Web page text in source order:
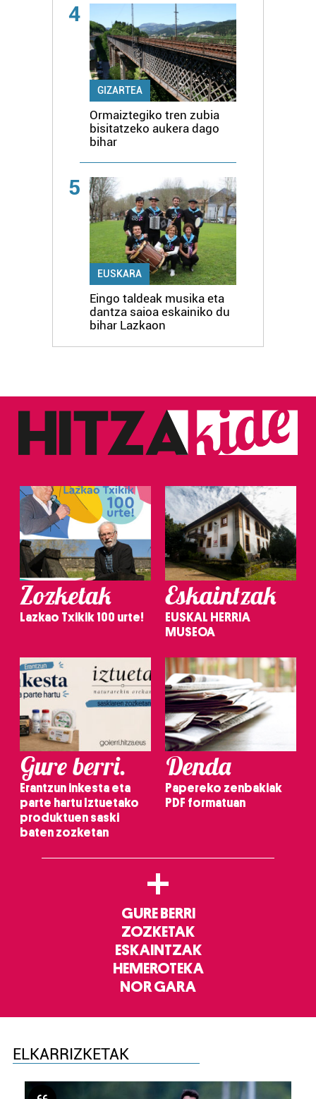
4
GIZARTEA
Ormaiztegiko tren zubia
bisitatzeko aukera dago
bihar
5
EUSKARA
Eingo taldeak musika eta
dantza saioa eskainiko du
bihar Lazkaon
Zozketak
Lazkao Txikik 100 urte!
Eskaintzak
EUSKAL HERRIA
MUSEOA
Gure berri.
Erantzun inkesta eta
parte hartu Iztuetako
produktuen saski
baten zozketan
Denda
Papereko zenbakiak
PDF formatuan
+
GURE BERRI
ZOZKETAK
ESKAINTZAK
HEMEROTEKA
NOR GARA
ELKARRIZKETAK